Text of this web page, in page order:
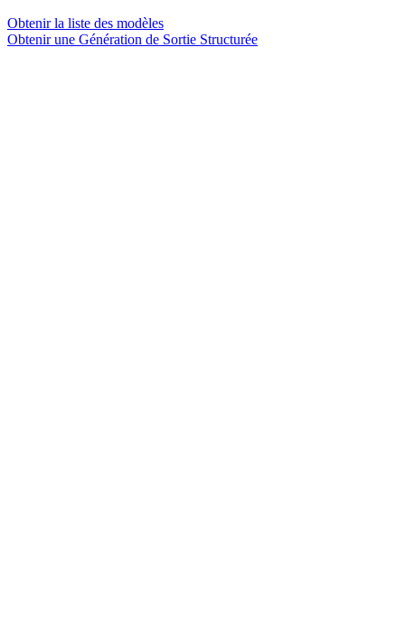
Obtenir la liste des modèles
Obtenir une Génération de Sortie Structurée